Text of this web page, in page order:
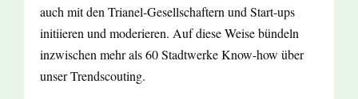
auch mit den Trianel-Gesellschaftern und Start-ups
initiieren und moderieren. Auf diese Weise bündeln
inzwischen mehr als 60 Stadtwerke Know-how über
unser Trendscouting.